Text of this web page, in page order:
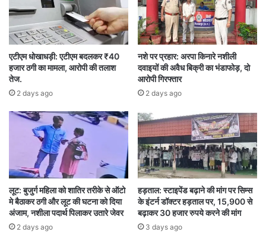
BJP Chairman election Hitanand Agarwal
Expulsion Indiscipline KORBA
Nutan Singh Thakur अनुशासनहीनता
कोरबा निष्कासन नूतन सिंह ठाकुर भाजपा
सभापति चुनाव हितानंद अग्रवाल
एटीएम धोखाधड़ी: एटीएम बदलकर ₹40
हजार ठगी का मामला, आरोपी की तलाश
तेज.
2 days ago
नशे पर प्रहार: अरपा किनारे नशीली
दवाइयों की अवैध बिक्री का भंडाफोड़, दो
आरोपी गिरफ्तार
2 days ago
लूट: बुजुर्ग महिला को शातिर तरीके से ऑटो
मे बैठाकर ठगी और लूट की घटना को दिया
अंजाम, नशीला पदार्थ पिलाकर उतारे जेवर
2 days ago
हड़ताल: स्टाइपेंड बढ़ाने की मांग पर सिम्स
के इंटर्न डॉक्टर हड़ताल पर, 15,900 से
बढ़ाकर 30 हजार रुपये करने की मांग
3 days ago